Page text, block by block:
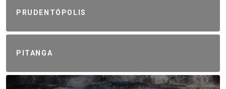
PRUDENTÓPOLIS
PITANGA